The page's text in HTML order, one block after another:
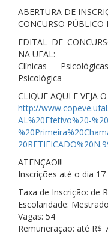
ABERTURA DE
CONCURSO PÚBLICO
EDITAL DE
NA UFAL:
Clínicas
Psicológica
CLIQUE AQUI E VEJA
http://
AL%20Efetivo%20-
ATENÇÃO!!!
Inscrições até o dia
Taxa de Inscrição: de
Escolaridade: Mestrado
Vagas: 54
Remuneração: até R$